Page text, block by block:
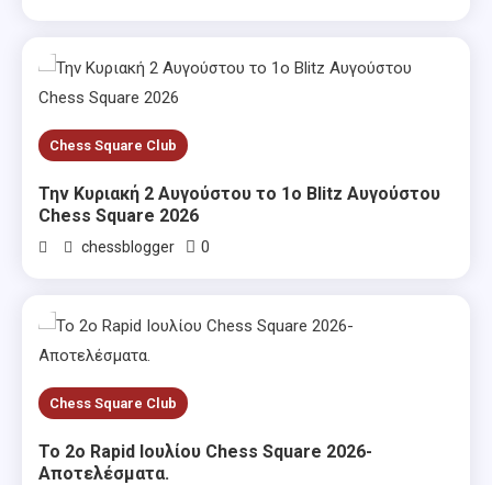
Chess Square Club
Την Κυριακή 2 Αυγούστου το 1ο Blitz Αυγούστου
Chess Square 2026
chessblogger 0
Chess Square Club
Το 2ο Rapid Ιουλίου Chess Square 2026-
Αποτελέσματα.